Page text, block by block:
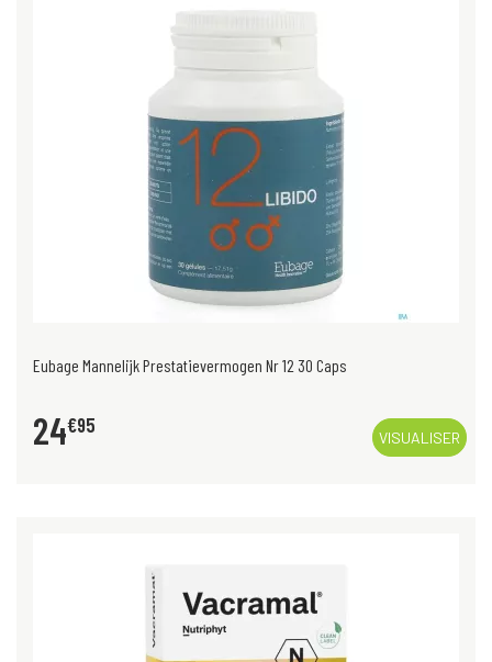
Eubage Mannelijk Prestatievermogen Nr 12 30 Caps
24€95
VISUALISER